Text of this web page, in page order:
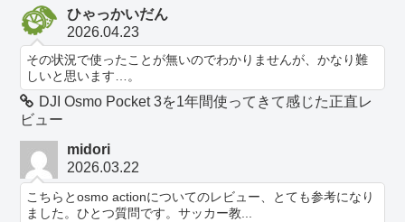
ひゃっかいだん
2026.04.23
その状況で使ったことが無いのでわかりませんが、かなり難
しいと思います…。
DJI Osmo Pocket 3を1年間使ってきて感じた正直レ
ビュー
midori
2026.03.22
こちらとosmo actionについてのレビュー、とても参考になり
ました。ひとつ質問です。サッカー教...